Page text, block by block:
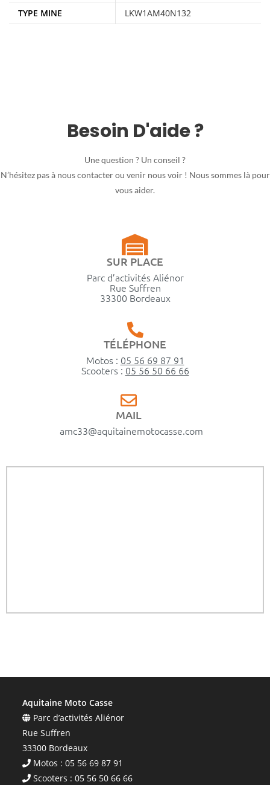
TYPE MINE LKW1AM40N132
Besoin D'aide ?
Une question ? Un conseil ?
N’hésitez pas à nous contacter ou venir nous voir ! Nous sommes là pour
vous aider.
SUR PLACE
Parc d’activités Aliénor
Rue Suffren
33300 Bordeaux
TÉLÉPHONE
Motos : 05 56 69 87 91
Scooters :05 56 50 66 66
MAIL
amc33@aquitainemotocasse.com
Aquitaine Moto Casse
Parc d’activités Aliénor
Rue Suffren
33300 Bordeaux
Motos : 05 56 69 87 91
Scooters : 05 56 50 66 66